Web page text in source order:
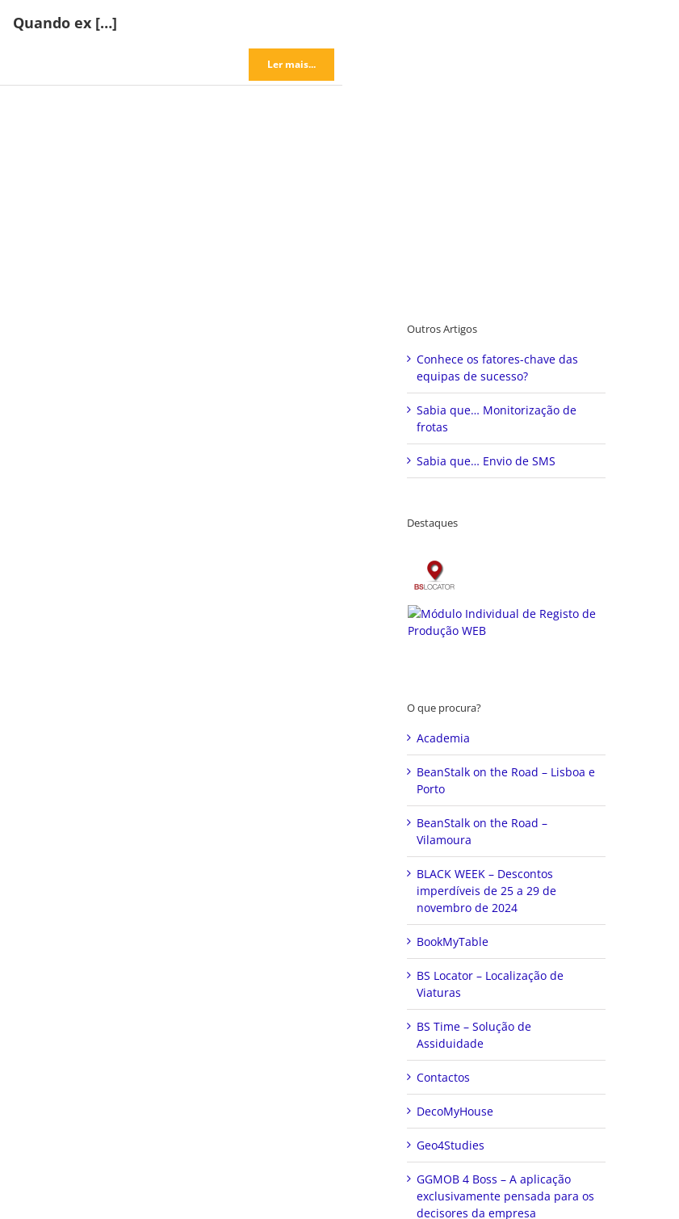
Quando ex […]
Ler mais...
Outros Artigos
Conhece os fatores-chave das
equipas de sucesso?
Sabia que… Monitorização de
frotas
Sabia que… Envio de SMS
Destaques
O que procura?
Academia
BeanStalk on the Road – Lisboa e
Porto
BeanStalk on the Road –
Vilamoura
BLACK WEEK – Descontos
imperdíveis de 25 a 29 de
novembro de 2024
BookMyTable
BS Locator – Localização de
Viaturas
BS Time – Solução de
Assiduidade
Contactos
DecoMyHouse
Geo4Studies
GGMOB 4 Boss – A aplicação
exclusivamente pensada para os
decisores da empresa